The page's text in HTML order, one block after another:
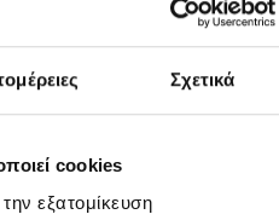
Σχετικά
cookies
εξατομίκευση
με τίποτα άλλο που να
Getaway επιπλέει πάνω
σας χωρίς περιορισμούς.
σιλουέτες, θα έχετε ένα
για όλες τις αποδράσεις
θέλετε ποτέ να τα βγάλετε.